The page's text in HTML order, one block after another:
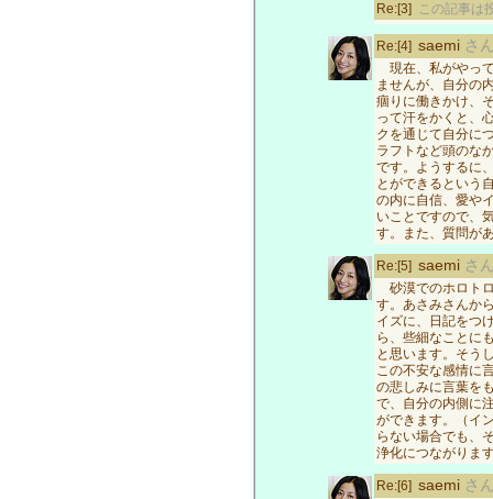
Re:[3] この記事は
Re:[4] saemi さ
現在、私がやっ
ませんが、自分の
痼りに働きかけ、
って汗をかくと、
クを通じて自分に
ラフトなど頭のな
です。ようするに
とができるという
の内に自信、愛や
いことですので、
す。また、質問が
Re:[5] saemi さ
砂漠でのホロト
す。あさみさんか
イズに、日記をつ
ら、些細なことに
と思います。そう
この不安な感情に
の悲しみに言葉を
で、自分の内側に
ができます。（イ
らない場合でも、
浄化につながりま
Re:[6] saemi さ